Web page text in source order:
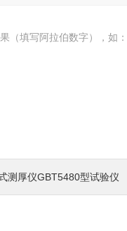
（填写阿拉伯数字），如
测厚仪GBT5480型试验仪